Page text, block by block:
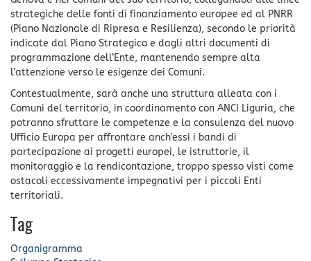
strategiche delle fonti di finanziamento europee ed al PNRR
(Piano Nazionale di Ripresa e Resilienza), secondo le priorità
indicate dal Piano Strategico e dagli altri documenti di
programmazione dell’Ente, mantenendo sempre alta
l’attenzione verso le esigenze dei Comuni.
Contestualmente, sarà anche una struttura alleata con i
Comuni del territorio, in coordinamento con ANCI Liguria, che
potranno sfruttare le competenze e la consulenza del nuovo
Ufficio Europa per affrontare anch'essi i bandi di
partecipazione ai progetti europei, le istruttorie, il
monitoraggio e la rendicontazione, troppo spesso visti come
ostacoli eccessivamente impegnativi per i piccoli Enti
territoriali.
Tag
Organigramma